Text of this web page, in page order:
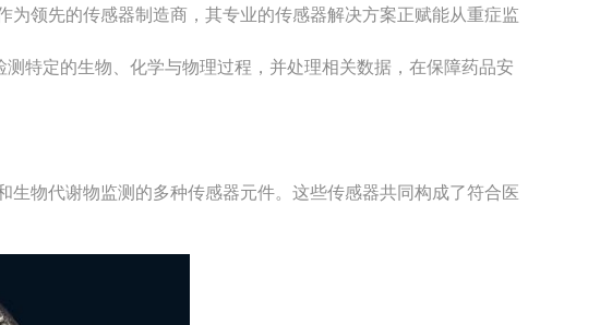
为领先的传感器制造商，其专业的传感器解决方案正赋能从重症监
特定的生物、化学与物理过程，并处理相关数据，在保障药品安
物代谢物监测的多种传感器元件。这些传感器共同构成了符合医